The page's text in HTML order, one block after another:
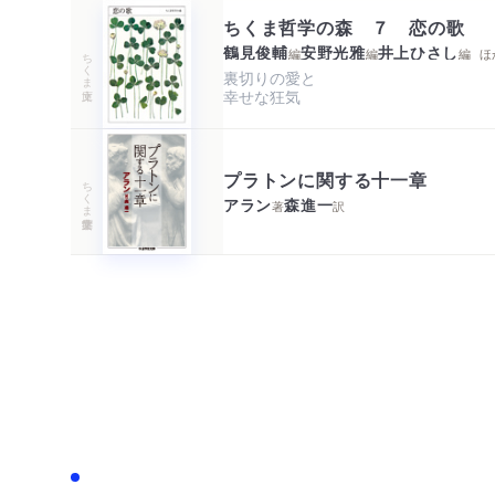
ちくま文庫
ちくま哲学の森 ７ 恋の歌
鶴見俊輔編安野光雅編井上ひさし編 ほ
裏切りの愛と
幸せな狂気
ちくま学芸文庫 プラトンに関する十一章
アラン著森進一訳